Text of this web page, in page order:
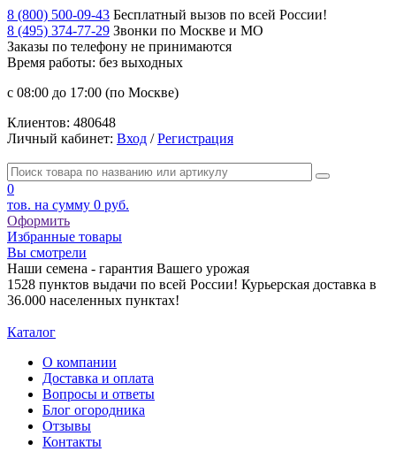
8 (800) 500-09-43 Бесплатный вызов по всей России!
8 (495) 374-77-29 Звонки по Москве и МО
Заказы по телефону не принимаются
Время работы: без выходных
с 08:00 до 17:00 (по Москве)
Клиентов: 480648
Личный кабинет: Вход /Регистрация
0
тов. на сумму 0 руб.
Оформить
Избранные товары
Вы смотрели
Наши семена - гарантия Вашего урожая
1528 пунктов выдачи по всей России! Курьерская доставка в
36.000 населенных пунктах!
Каталог
О компании
Доставка и оплата
Вопросы и ответы
Блог огородника
Отзывы
Контакты